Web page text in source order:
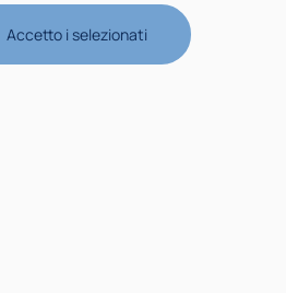
Accetto i selezionati